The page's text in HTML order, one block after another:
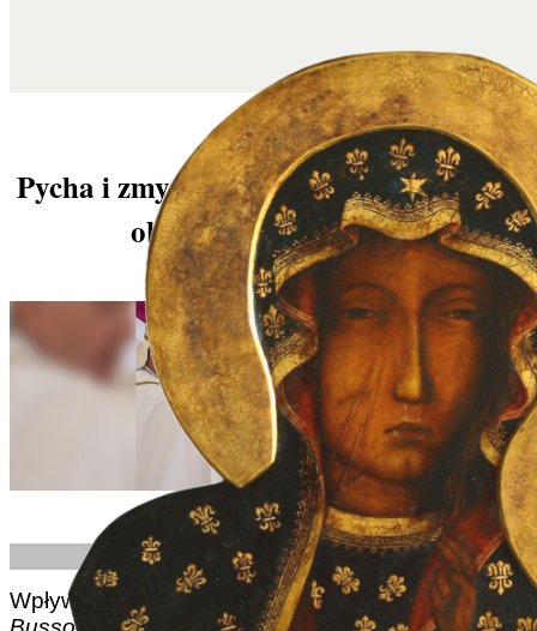
Pycha i zmysłowość, Fiducia supplicans
obala boski porządek
Redakcja | 15/03/2024
Wpływowy włoski portal katolickiLa Nuova